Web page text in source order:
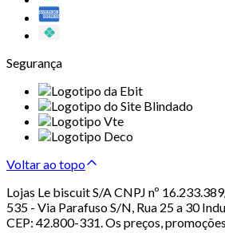
Segurança
Voltar ao topo
Lojas Le biscuit S/A CNPJ nº
535 - Via Parafuso S/N, Rua 25 a 30
CEP: 42.800-331. Os preços,